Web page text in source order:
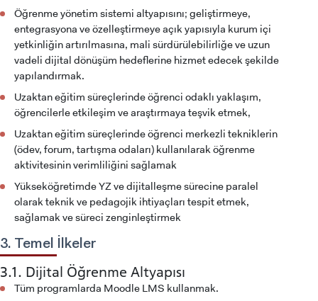
Öğrenme yönetim sistemi altyapısını; geliştirmeye,
entegrasyona ve özelleştirmeye açık yapısıyla kurum içi
yetkinliğin artırılmasına, mali sürdürülebilirliğe ve uzun
vadeli dijital dönüşüm hedeflerine hizmet edecek şekilde
yapılandırmak.
Uzaktan eğitim süreçlerinde öğrenci odaklı yaklaşım,
öğrencilerle etkileşim ve araştırmaya teşvik etmek,
Uzaktan eğitim süreçlerinde öğrenci merkezli tekniklerin
(ödev, forum, tartışma odaları) kullanılarak öğrenme
aktivitesinin verimliliğini sağlamak
Yükseköğretimde YZ ve dijitalleşme sürecine paralel
olarak teknik ve pedagojik ihtiyaçları tespit etmek,
sağlamak ve süreci zenginleştirmek
3. Temel İlkeler
3.1. Dijital Öğrenme Altyapısı
Tüm programlarda Moodle LMS kullanmak.